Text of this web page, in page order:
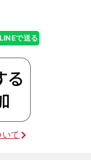
LINEで送る
て